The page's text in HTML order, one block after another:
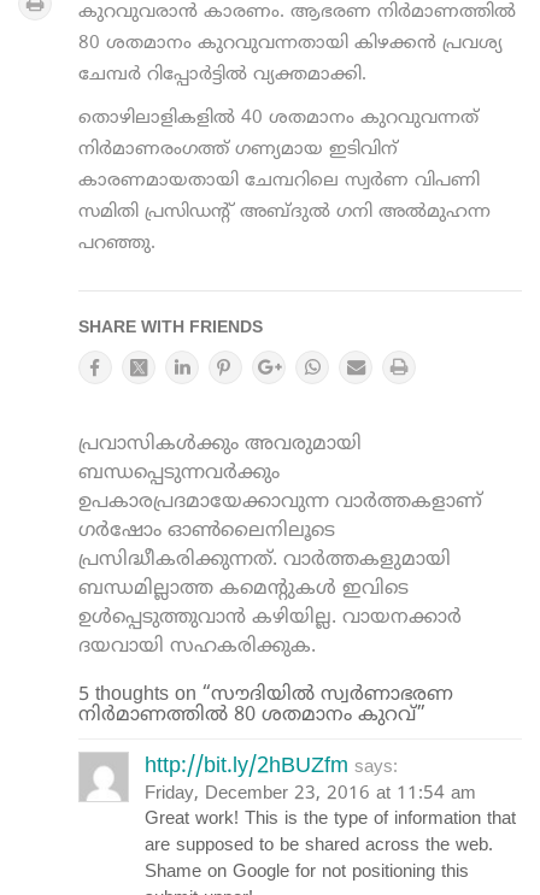
കുറവുവരാന്‍ കാരണം. ആഭരണ നിര്‍മാണത്തില്‍
80 ശതമാനം കുറവുവന്നതായി കിഴക്കന്‍ പ്രവശ്യ
ചേമ്പര്‍ റിപ്പോര്‍ട്ടില്‍ വ്യക്തമാക്കി.
തൊഴിലാളികളില്‍ 40 ശതമാനം കുറവുവന്നത്
നിര്‍മാണരംഗത്ത് ഗണ്യമായ ഇടിവിന്
കാരണമായതായി ചേമ്പറിലെ സ്വര്‍ണ വിപണി
സമിതി പ്രസിഡന്റ് അബ്ദുല്‍ ഗനി അല്‍മുഹന്ന
പറഞ്ഞു.
SHARE WITH FRIENDS
പ്രവാസികൾക്കും അവരുമായി
ബന്ധപ്പെടുന്നവർക്കും
ഉപകാരപ്രദമായേക്കാവുന്ന വാർത്തകളാണ്
ഗർഷോം ഓൺലൈനിലൂടെ
പ്രസിദ്ധീകരിക്കുന്നത്. വാർത്തകളുമായി
ബന്ധമില്ലാത്ത കമെന്റുകൾ ഇവിടെ
ഉൾപ്പെടുത്തുവാൻ കഴിയില്ല. വായനക്കാർ
ദയവായി സഹകരിക്കുക.
5 thoughts on “സൗദിയില്‍ സ്വര്‍ണാഭരണ
നിര്‍മാണത്തില്‍ 80 ശതമാനം കുറവ്”
http://bit.ly/2hBUZfm says:
Friday, December 23, 2016 at 11:54 am
Great work! This is the type of information that
are supposed to be shared across the web.
Shame on Google for not positioning this